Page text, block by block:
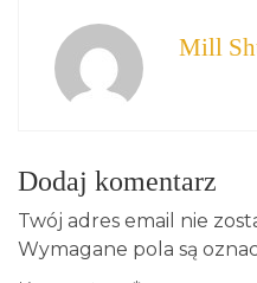
Mill
Dodaj komentarz
Twój adres email nie
Wymagane pola są